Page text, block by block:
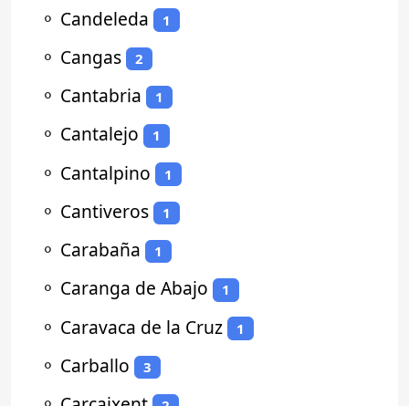
⚬ Candeleda 1
⚬ Cangas 2
⚬ Cantabria 1
⚬ Cantalejo 1
⚬ Cantalpino 1
⚬ Cantiveros 1
⚬ Carabaña 1
⚬ Caranga de Abajo 1
⚬ Caravaca de la Cruz 1
⚬ Carballo 3